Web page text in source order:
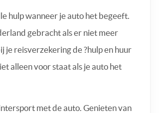
hulp wanneer je auto het begeeft.
gebracht als er niet meer
je reisverzekering de ?hulp en huur
alleen voor staat als je auto het
met de auto. Genieten van